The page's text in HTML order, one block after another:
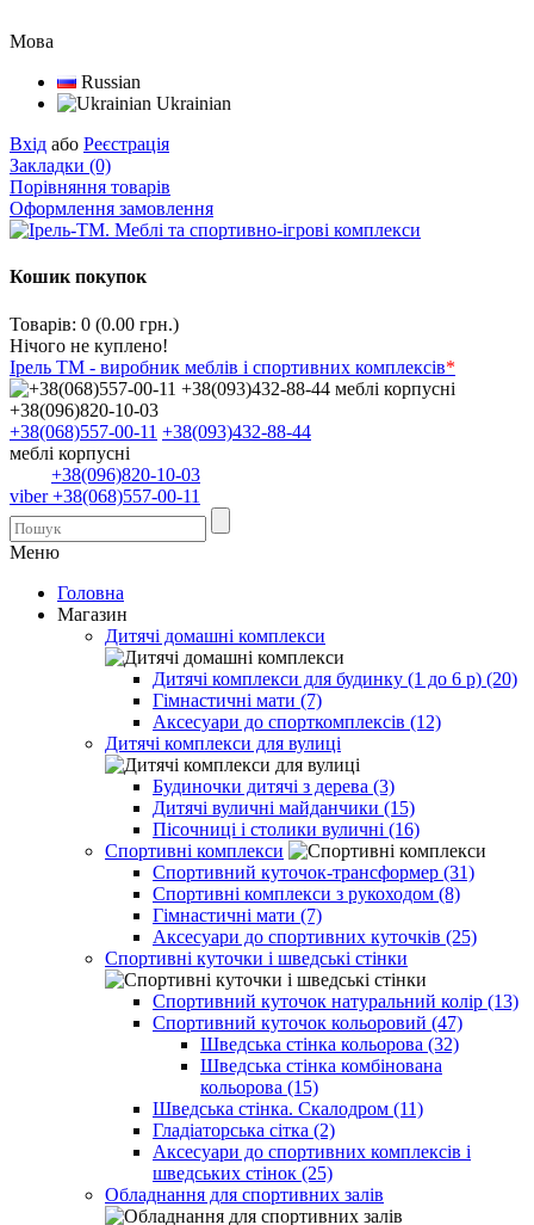
Мова
Russian
Ukrainian
Вхід або Реєстрація
Закладки (0)
Порівняння товарів
Оформлення замовлення
Кошик покупок
Товарів: 0 (0.00 грн.)
Нічого не куплено!
Ірель ТМ - виробник меблів і спортивних комплексів*
+38(068)557-00-11 +38(093)432-88-44
меблі корпусні
+38(096)820-10-03
viber +38(068)557-00-11
Меню
Головна
Магазин
Дитячі домашні комплекси
Дитячі комплекси для будинку (1 до 6 р) (20)
Гімнастичні мати (7)
Аксесуари до спорткомплексів (12)
Дитячі комплекси для вулиці
Будиночки дитячі з дерева (3)
Дитячі вуличні майданчики (15)
Пісочниці і столики вуличні (16)
Спортивні комплекси
Спортивний куточок-трансформер (31)
Спортивні комплекси з рукоходом (8)
Гімнастичні мати (7)
Аксесуари до спортивних куточків (25)
Спортивні куточки і шведські стінки
Спортивний куточок натуральний колір (13)
Спортивний куточок кольоровий (47)
Шведська стінка кольорова (32)
Шведська стінка комбінована
кольорова (15)
Шведська стінка. Скалодром (11)
Гладіаторська сітка (2)
Аксесуари до спортивних комплексів і
шведських стінок (25)
Обладнання для спортивних залів